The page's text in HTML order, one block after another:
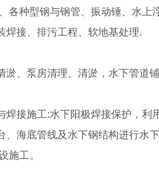
各种型钢与钢管、振动锤、水
焊接、排污工程、软地基处理.
淤、泵房清理、清淤，水下管道
焊接施工:水下阳极焊接保护，
海底管线及水下钢结构进行水下
施工。